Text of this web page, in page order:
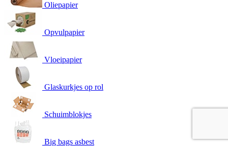
Oliepapier
Opvulpapier
Vloeipapier
Glaskurkjes op rol
Schuimblokjes
Big bags asbest